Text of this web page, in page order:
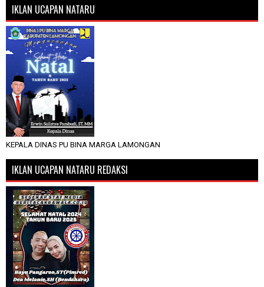
IKLAN UCAPAN NATARU
KEPALA DINAS PU BINA MARGA LAMONGAN
IKLAN UCAPAN NATARU REDAKSI